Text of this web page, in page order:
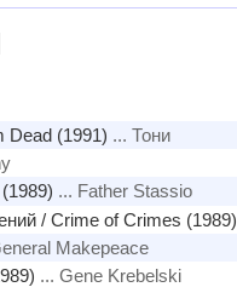
Dead (1991) ... Тони
(1989) ... Father Stassio
/ Crime of Crimes (1989)
Makepeace
... Gene Krebelski